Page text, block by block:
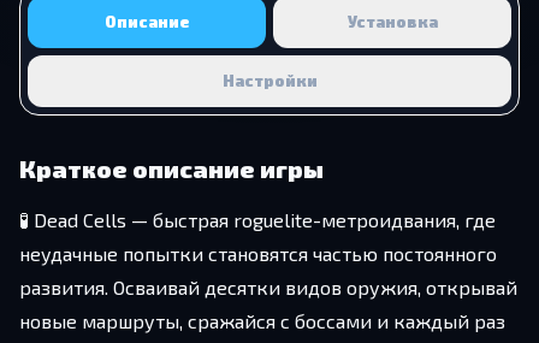
Описание Установка
Настройки
Краткое описание игры
🧪 Dead Cells — быстрая roguelite-метроидвания, где
неудачные попытки становятся частью постоянного
развития. Осваивай десятки видов оружия, открывай
новые маршруты, сражайся с боссами и каждый раз